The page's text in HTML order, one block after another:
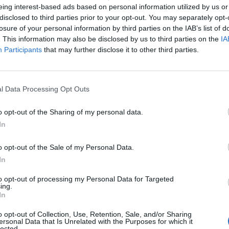
interest-based ads based on personal information utilized by us
to third parties prior to your opt-out. You may separately
of your personal information by third parties on the IAB’s list of
This information may also be disclosed by us to third parties on the
Participants that may further disclose it to other third parties.
Data Processing Opt Outs
opt-out of the Sharing of my personal data.
opt-out of the Sale of my Personal Data.
opt-out of processing my Personal Data for Targeted
opt-out of Collection, Use, Retention, Sale, and/or Sharing
Data that Is Unrelated with the Purposes for which it
στη ζωή της, μίλησε η Χρύσα Ρώπα,
δεν παρέλειψε να αναφερθει και
συζύγου της, Θανάση Λάλα,
μυαλό και την ψυχή μου.
και στη συνέχεια την απέφυγα.
είναι η ψυχολογική βία. Ήμουν
πράγματα μαζεμένα μέσα μου»,
το σώμα: στήθος, κοιλιά, κεφάλι.